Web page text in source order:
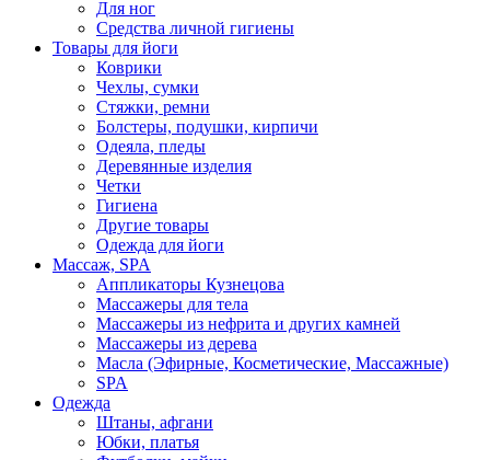
Для ног
Средства личной гигиены
Товары для йоги
Коврики
Чехлы, сумки
Стяжки, ремни
Болстеры, подушки, кирпичи
Одеяла, пледы
Деревянные изделия
Четки
Гигиена
Другие товары
Одежда для йоги
Массаж, SPA
Аппликаторы Кузнецова
Массажеры для тела
Массажеры из нефрита и других камней
Массажеры из дерева
Масла (Эфирные, Косметические, Массажные)
SPA
Одежда
Штаны, афгани
Юбки, платья